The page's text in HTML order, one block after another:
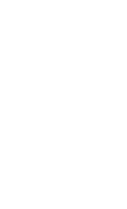
compétitives